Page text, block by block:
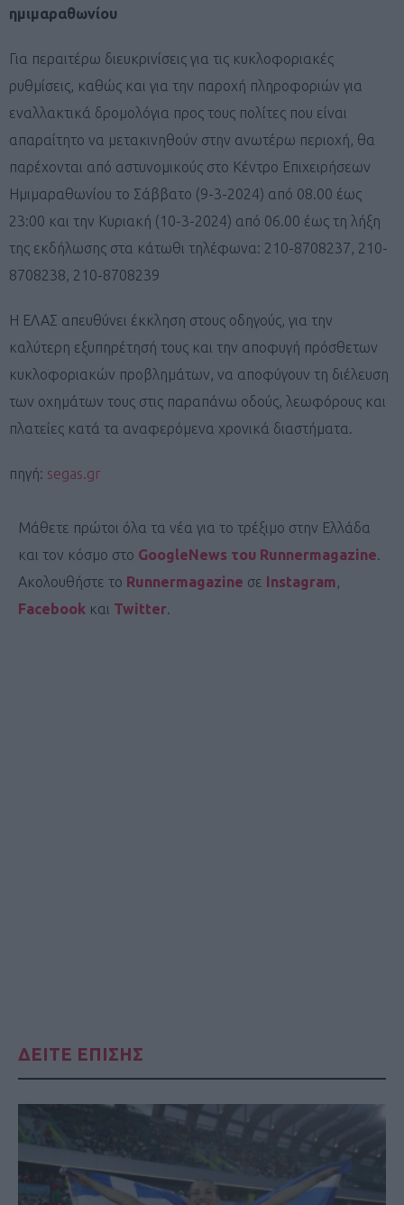
ημιμαραθωνίου
Για περαιτέρω διευκρινίσεις για τις κυκλοφοριακές
ρυθμίσεις, καθώς και για την παροχή πληροφοριών για
εναλλακτικά δρομολόγια προς τους πολίτες που είναι
απαραίτητο να μετακινηθούν στην ανωτέρω περιοχή, θα
παρέχονται από αστυνομικούς στο Κέντρο Επιχειρήσεων
Ημιμαραθωνίου το Σάββατο (9-3-2024) από 08.00 έως
23:00 και την Κυριακή (10-3-2024) από 06.00 έως τη λήξη
της εκδήλωσης στα κάτωθι τηλέφωνα: 210-8708237, 210-
8708238, 210-8708239
Η ΕΛΑΣ απευθύνει έκκληση στους οδηγούς, για την
καλύτερη εξυπηρέτησή τους και την αποφυγή πρόσθετων
κυκλοφοριακών προβλημάτων, να αποφύγουν τη διέλευση
των οχημάτων τους στις παραπάνω οδούς, λεωφόρους και
πλατείες κατά τα αναφερόμενα χρονικά διαστήματα.
πηγή: segas.gr
Μάθετε πρώτοι όλα τα νέα για το τρέξιμο στην Ελλάδα
και τον κόσμο στο GoogleNews του Runnermagazine.
Ακολουθήστε το Runnermagazine σε Instagram,
Facebook και Twitter.
ΔΕΙΤΕ ΕΠΙΣΗΣ